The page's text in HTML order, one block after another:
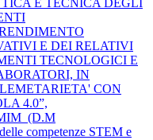
E TECNICA DEGLI
E DEI RELATIVI
TECNOLOGICI E
IN
CON
4.0”,
competenze STEM e